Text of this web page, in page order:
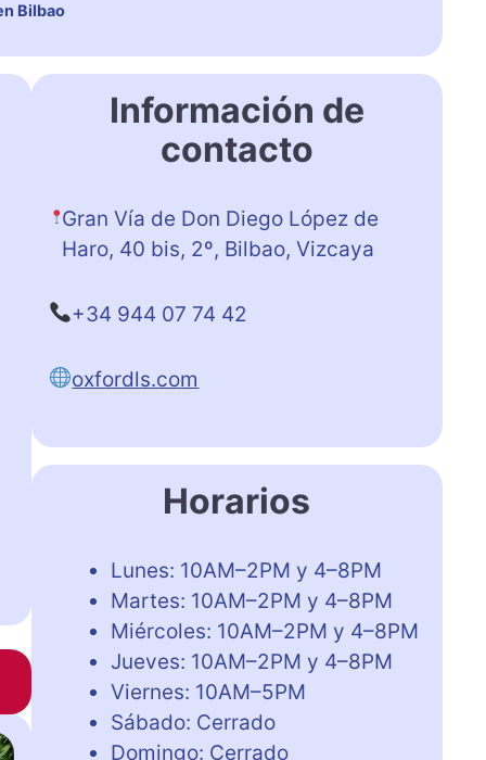
Bilbao
Información de
contacto
Gran Vía de Don Diego López de
Haro, 40 bis, 2º, Bilbao, Vizcaya
+34 944 07 74 42
oxfordls.com
Horarios
Lunes: 10AM–2PM y 4–8PM
Martes: 10AM–2PM y 4–8PM
Miércoles: 10AM–2PM y 4–8PM
Jueves: 10AM–2PM y 4–8PM
Viernes: 10AM–5PM
Sábado: Cerrado
Domingo: Cerrado